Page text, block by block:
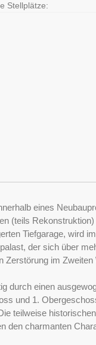
Stellplätze:
eines
(teils
Tiefgarage, wird
der sich über
Zerstörung im Zweiten
durch einen
und 1.
teilweise
den charmanten